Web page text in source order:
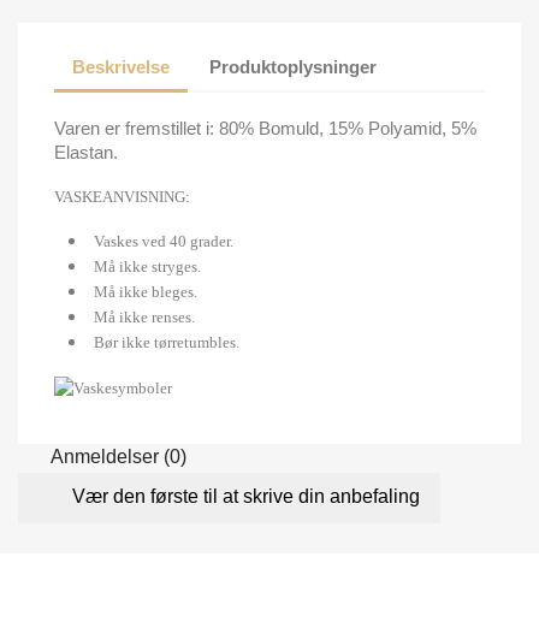
Beskrivelse Produktoplysninger
Varen er fremstillet i: 80% Bomuld, 15% Polyamid, 5%
Elastan.
VASKEANVISNING:
Vaskes ved 40 grader.
Må ikke stryges.
Må ikke bleges.
Må ikke renses.
Bør ikke tørretumbles.
Anmeldelser (0)
Vær den første til at skrive din anbefaling